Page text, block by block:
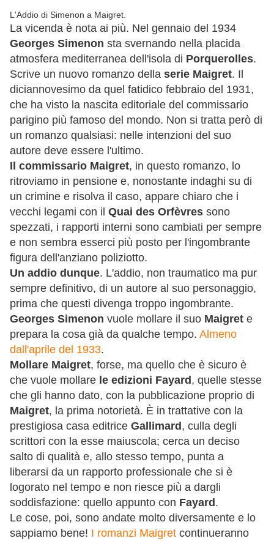
L'Addio di Simenon a Maigret.
La vicenda è nota ai più. Nel gennaio del 1934
Georges Simenon sta svernando nella placida
atmosfera mediterranea dell'isola di Porquerolles.
Scrive un nuovo romanzo della serie Maigret. Il
diciannovesimo da quel fatidico febbraio del 1931,
che ha visto la nascita editoriale del commissario
parigino più famoso del mondo. Non si tratta però di
un romanzo qualsiasi: nelle intenzioni del suo
autore deve essere l'ultimo.
Il commissario Maigret, in questo romanzo, lo
ritroviamo in pensione e, nonostante indaghi su di
un crimine e risolva il caso, appare chiaro che i
vecchi legami con il Quai des Orfèvres sono
spezzati, i rapporti interni sono cambiati per sempre
e non sembra esserci più posto per l'ingombrante
figura dell'anziano poliziotto.
Un addio dunque. L'addio, non traumatico ma pur
sempre definitivo, di un autore al suo personaggio,
prima che questi divenga troppo ingombrante.
Georges Simenon vuole mollare il suo Maigret e
prepara la cosa già da qualche tempo. Almeno
dall'aprile del 1933.
Mollare Maigret, forse, ma quello che è sicuro è
che vuole mollare le edizioni Fayard, quelle stesse
che gli hanno dato, con la pubblicazione proprio di
Maigret, la prima notorietà. È in trattative con la
prestigiosa casa editrice Gallimard, culla degli
scrittori con la esse maiuscola; cerca un deciso
salto di qualità e, allo stesso tempo, punta a
liberarsi da un rapporto professionale che si è
logorato nel tempo e non riesce più a dargli
soddisfazione: quello appunto con Fayard.
Le cose, poi, sono andate molto diversamente e lo
sappiamo bene! I romanzi Maigret continueranno